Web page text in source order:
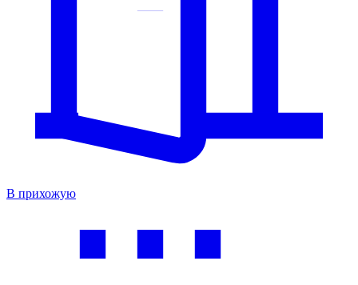
В прихожую